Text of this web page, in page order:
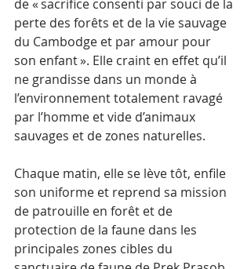
de « sacrifice consenti par souci de la
perte des forêts et de la vie sauvage
du Cambodge et par amour pour
son enfant ». Elle craint en effet qu’il
ne grandisse dans un monde à
l’environnement totalement ravagé
par l’homme et vide d’animaux
sauvages et de zones naturelles.
Chaque matin, elle se lève tôt, enfile
son uniforme et reprend sa mission
de patrouille en forêt et de
protection de la faune dans les
principales zones cibles du